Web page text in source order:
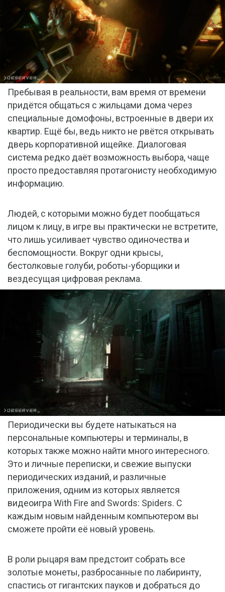
Пребывая в реальности, вам время от времени
придётся общаться с жильцами дома через
специальные домофоны, встроенные в двери их
квартир. Ещё бы, ведь никто не рвётся открывать
дверь корпоративной ищейке. Диалоговая
система редко даёт возможность выбора, чаще
просто предоставляя протагонисту необходимую
информацию.
Людей, с которыми можно будет пообщаться
лицом к лицу, в игре вы практически не встретите,
что лишь усиливает чувство одиночества и
беспомощности. Вокруг одни крысы,
бестолковые голуби, роботы-уборщики и
вездесущая цифровая реклама.
Периодически вы будете натыкаться на
персональные компьютеры и терминалы, в
которых также можно найти много интересного.
Это и личные переписки, и свежие выпуски
периодических изданий, и различные
приложения, одним из которых является
видеоигра With Fire and Swords: Spiders. С
каждым новым найденным компьютером вы
сможете пройти её новый уровень.
В роли рыцаря вам предстоит собрать все
золотые монеты, разбросанные по лабиринту,
спастись от гигантских пауков и добраться до